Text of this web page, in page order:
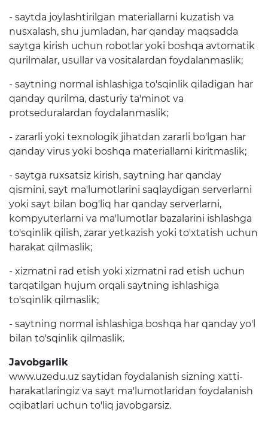
Tanlovlar
Akkreditatsiya
Infografika
E'lonlar
Ochiq budjet
OCHIQ MA'LUMOTLAR (PF-
6247)
Ochiq ma'lumotlar to'plami
Korrupsiyaga qarshi
Korrupsiyaga oid targ'ibot
materiallari
Korrupsiyaga qarshi
kurashish bo‘yicha idoraviy
Amalga oshirilayotgan
ishlar
Xodimlar xati-harakatiga oid
- saytda joylashtirilgan materiallarni kuzatish va
nusxalash, shu jumladan, har qanday maqsadda
saytga kirish uchun robotlar yoki boshqa avtomatik
qurilmalar, usullar va vositalardan foydalanmaslik;
- saytning normal ishlashiga to'sqinlik qiladigan har
qanday qurilma, dasturiy ta'minot va
protseduralardan foydalanmaslik;
- zararli yoki texnologik jihatdan zararli bo'lgan har
qanday virus yoki boshqa materiallarni kiritmaslik;
- saytga ruxsatsiz kirish, saytning har qanday
qismini, sayt ma'lumotlarini saqlaydigan serverlarni
yoki sayt bilan bog'liq har qanday serverlarni,
kompyuterlarni va ma'lumotlar bazalarini ishlashga
to'sqinlik qilish, zarar yetkazish yoki to'xtatish uchun
harakat qilmaslik;
- xizmatni rad etish yoki xizmatni rad etish uchun
tarqatilgan hujum orqali saytning ishlashiga
to'sqinlik qilmaslik;
- saytning normal ishlashiga boshqa har qanday yo'l
bilan to'sqinlik qilmaslik.
Javobgarlik
www.uzedu.uz saytidan foydalanish sizning xatti-
harakatlaringiz va sayt ma'lumotlaridan foydalanish
oqibatlari uchun to'liq javobgarsiz.